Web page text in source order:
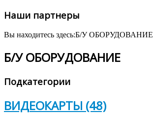
Наши партнеры
Вы находитесь здесь:Б/У ОБОРУДОВАНИЕ
Б/У ОБОРУДОВАНИЕ
Подкатегории
ВИДЕОКАРТЫ (48)